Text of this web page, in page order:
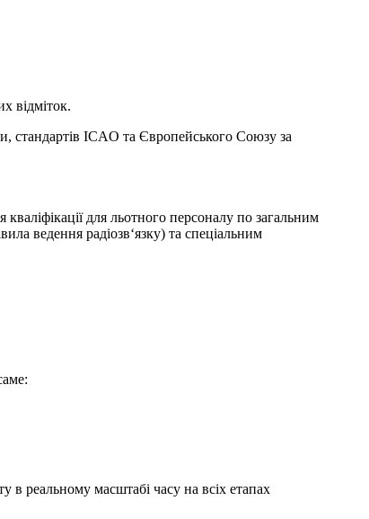
відміток.
стандартів ICAO та Європейського Союзу за
для льотного персоналу по загальним
ведення радіозв‘язку) та спеціальним
в реальному масштабі часу на всіх етапах